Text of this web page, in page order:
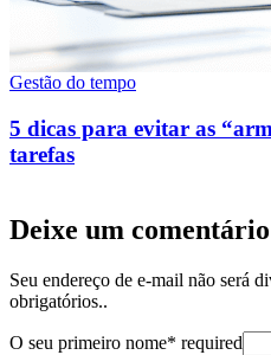
Gestão do tempo
5 dicas para evitar as
tarefas
Deixe um comentário
Seu endereço de e-mail não será
obrigatórios..
O seu primeiro nome* required